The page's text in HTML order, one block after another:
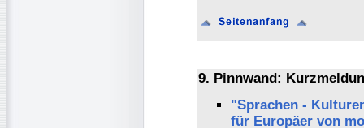
9. Pinnwand:
"Sprachen -
für Europäer von